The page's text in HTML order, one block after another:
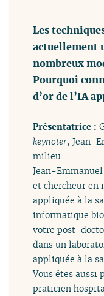
Les
actuellement
nombreux
Pourquoi
d’or de l’IA
Présentatrice :
keynoter, Jean-
milieu.
Jean-
et chercheur
appliquée à la
informatique
votre post-
dans un
appliquée à la
Vous êtes aussi
praticien